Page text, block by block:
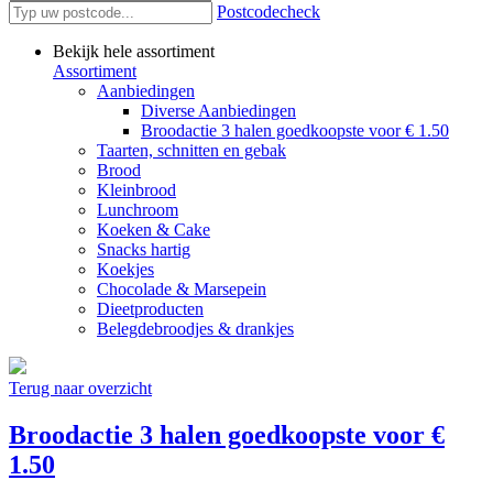
Postcodecheck
Bekijk hele assortiment
Assortiment
Aanbiedingen
Diverse Aanbiedingen
Broodactie 3 halen goedkoopste voor € 1.50
Taarten, schnitten en gebak
Brood
Kleinbrood
Lunchroom
Koeken & Cake
Snacks hartig
Koekjes
Chocolade & Marsepein
Dieetproducten
Belegdebroodjes & drankjes
Terug naar overzicht
Broodactie 3 halen goedkoopste voor €
1.50